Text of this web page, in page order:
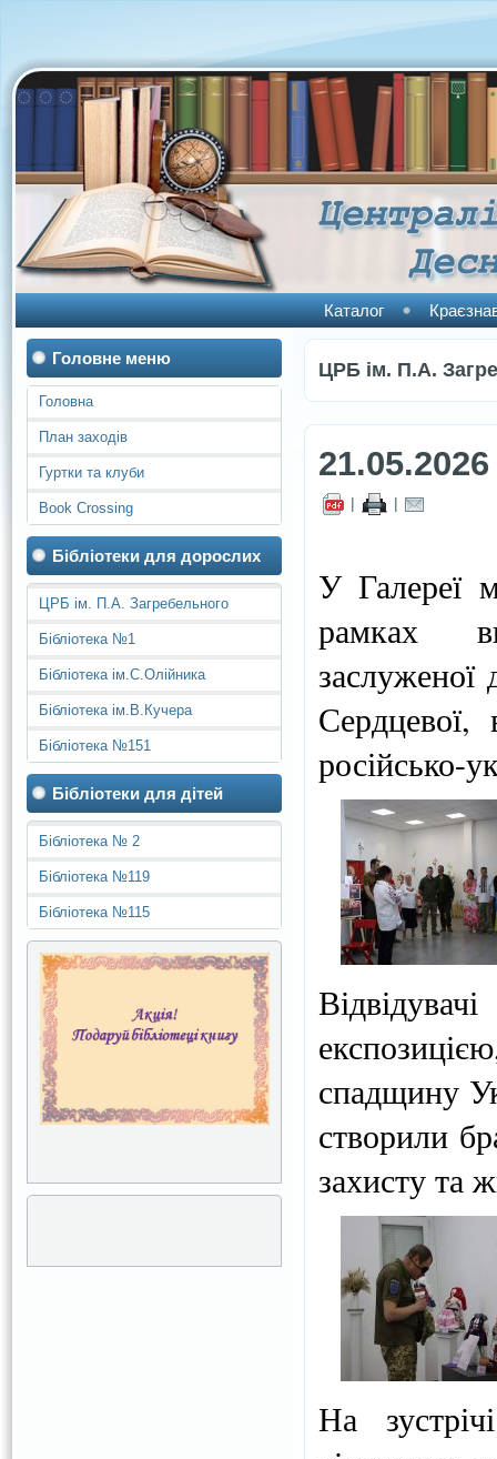
Каталог
Головне меню
Головна
План заходів
Гуртки та клуби
Book Crossing
Бібліотеки для дорослих
ЦРБ ім. П.А. Загребельного
Бібліотека №1
Бібліотека ім.С.Олійника
Бібліотека ім.В.Кучера
Бібліотека №151
Бібліотеки для дітей
Бібліотека № 2
Бібліотека №119
Бібліотека №115
ЦРБ ім. П.А.
21.05.2026
| |
У Галереї
рамках
заслуженої
Сердцевої,
російсько-
спадщину
створили
захисту та
На